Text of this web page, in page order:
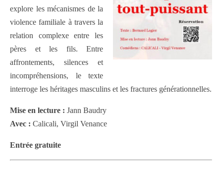
explore les mécanismes de la
violence familiale à travers la
relation complexe entre les
pères et les fils. Entre
affrontements, silences et
incompréhensions, le texte
interroge les héritages masculins et les fractures générationnelles.
Mise en lecture : Jann Baudry
Avec : Calicali, Virgil Venance
Entrée gratuite